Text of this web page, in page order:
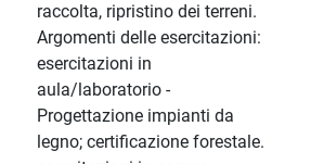
raccolta, ripristino dei terreni.
Argomenti delle esercitazioni:
esercitazioni in
aula/laboratorio -
Progettazione impianti da
legno; certificazione forestale.